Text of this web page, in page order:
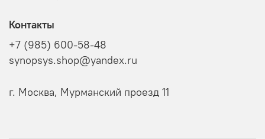
Контакты
+7 (985) 600-58-48
synopsys.shop@yandex.ru
г. Москва, Мурманский проезд 11